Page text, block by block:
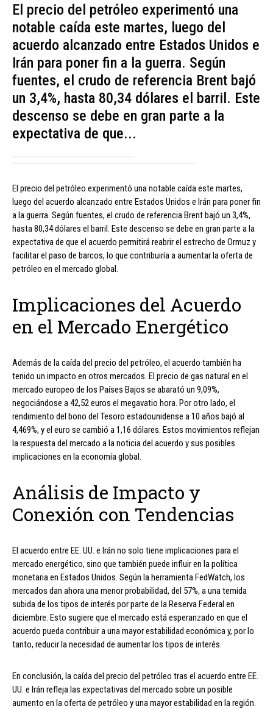
El precio del petróleo experimentó una
notable caída este martes, luego del
acuerdo alcanzado entre Estados Unidos e
Irán para poner fin a la guerra. Según
fuentes, el crudo de referencia Brent bajó
un 3,4%, hasta 80,34 dólares el barril. Este
descenso se debe en gran parte a la
expectativa de que...
El precio del petróleo experimentó una notable caída este martes,
luego del acuerdo alcanzado entre Estados Unidos e Irán para poner fin
a la guerra. Según fuentes, el crudo de referencia Brent bajó un 3,4%,
hasta 80,34 dólares el barril. Este descenso se debe en gran parte a la
expectativa de que el acuerdo permitirá reabrir el estrecho de Ormuz y
facilitar el paso de barcos, lo que contribuiría a aumentar la oferta de
petróleo en el mercado global.
Implicaciones del Acuerdo
en el Mercado Energético
Además de la caída del precio del petróleo, el acuerdo también ha
tenido un impacto en otros mercados. El precio de gas natural en el
mercado europeo de los Países Bajos se abarató un 9,09%,
negociándose a 42,52 euros el megavatio hora. Por otro lado, el
rendimiento del bono del Tesoro estadounidense a 10 años bajó al
4,469%, y el euro se cambió a 1,16 dólares. Estos movimientos reflejan
la respuesta del mercado a la noticia del acuerdo y sus posibles
implicaciones en la economía global.
Análisis de Impacto y
Conexión con Tendencias
El acuerdo entre EE. UU. e Irán no solo tiene implicaciones para el
mercado energético, sino que también puede influir en la política
monetaria en Estados Unidos. Según la herramienta FedWatch, los
mercados dan ahora una menor probabilidad, del 57%, a una temida
subida de los tipos de interés por parte de la Reserva Federal en
diciembre. Esto sugiere que el mercado está esperanzado en que el
acuerdo pueda contribuir a una mayor estabilidad económica y, por lo
tanto, reducir la necesidad de aumentar los tipos de interés.
En conclusión, la caída del precio del petróleo tras el acuerdo entre EE.
UU. e Irán refleja las expectativas del mercado sobre un posible
aumento en la oferta de petróleo y una mayor estabilidad en la región.